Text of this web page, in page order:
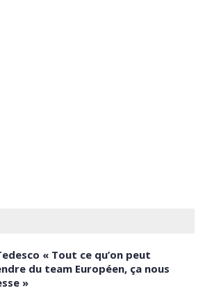
« Tout ce qu’on peut
du team Européen, ça nous
»